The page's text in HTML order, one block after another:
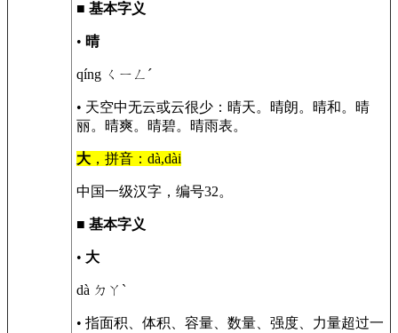
■ 基本字义
• 晴
qíng ㄑㄧㄥˊ
• 天空中无云或云很少：晴天。晴朗。晴和。晴
丽。晴爽。晴碧。晴雨表。
大 ，拼音：dà,dài
中国一级汉字，编号32。
■ 基本字义
• 大
dà ㄉㄚˋ
• 指面积、体积、容量、数量、强度、力量超过一